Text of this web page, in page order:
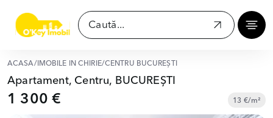
ACASĂ/ IMOBILE ÎN CHIRIE/CENTRU BUCUREȘTI
Apartament, Centru, BUCUREȘTI
1 300 € 13 €/m²